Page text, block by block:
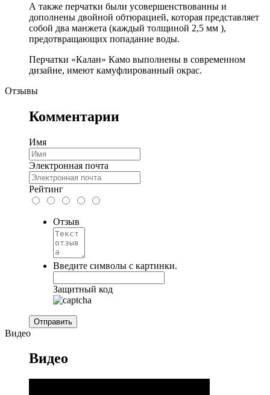
А также перчатки были усовершенствованны и
дополнены двойной обтюрацией, которая представляет
собой два манжета (каждый толщиной 2,5 мм ),
предотвращающих попадание воды.
Перчатки «Калан» Камо выполнены в современном
дизайне, имеют камуфлированный окрас.
Отзывы
Комментарии
Имя
Электронная почта
Рейтинг
Отзыв
Введите символы с картинки.
Защитный код
Видео
Видео